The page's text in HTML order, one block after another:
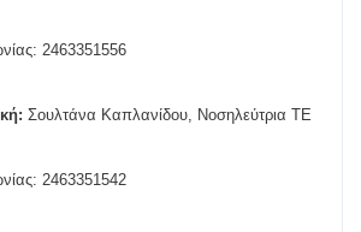
2463351556
Σουλτάνα Καπλανίδου, Νοσηλεύτρια ΤΕ
2463351542